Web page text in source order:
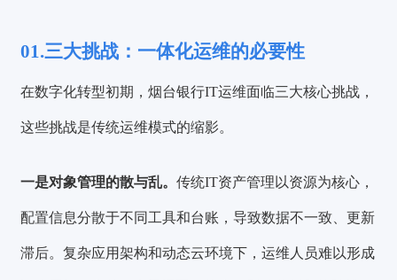
01.三大挑战：一体化运维的必要性
在数字化转型初期，烟台银行IT运维面临三大核心挑战，
这些挑战是传统运维模式的缩影。
一是对象管理的散与乱。传统IT资产管理以资源为核心，
配置信息分散于不同工具和台账，导致数据不一致、更新
滞后。复杂应用架构和动态云环境下，运维人员难以形成